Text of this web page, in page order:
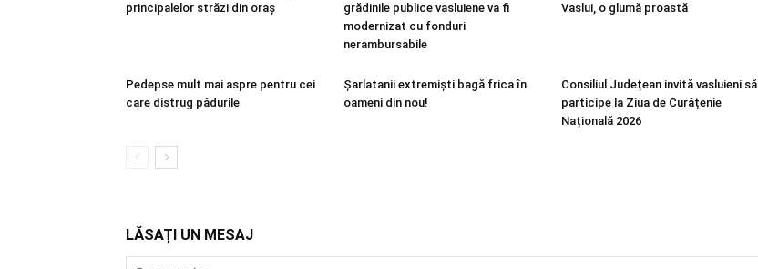
principalelor străzi din oraș
grădinile publice vasluiene va fi
modernizat cu fonduri
nerambursabile
Vaslui, o glumă proastă
Pedepse mult mai aspre pentru cei
care distrug pădurile
Șarlatanii extremiști bagă frica în
oameni din nou!
Consiliul Județean invită vasluieni să
participe la Ziua de Curățenie
Națională 2026
LĂSAȚI UN MESAJ